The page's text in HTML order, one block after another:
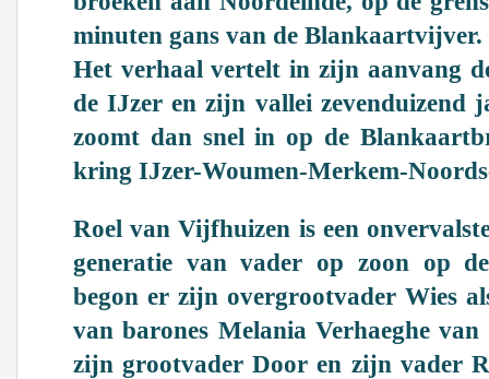
minuten gans van de Blankaartvijver.
Het verhaal vertelt in zijn aanvang
de IJzer en zijn vallei zevenduizend
zoomt dan snel in op de
kring IJzer-Woumen-Merkem-
Roel van Vijfhuizen is een
generatie van vader op zoon op
begon er zijn overgrootvader Wies
van barones Melania Verhaeghe
zijn grootvader Door en zijn vader